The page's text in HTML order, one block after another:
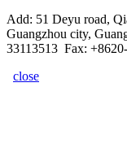
Add: 51 Deyu road,
Guangzhou city,
33113513 Fax:
close